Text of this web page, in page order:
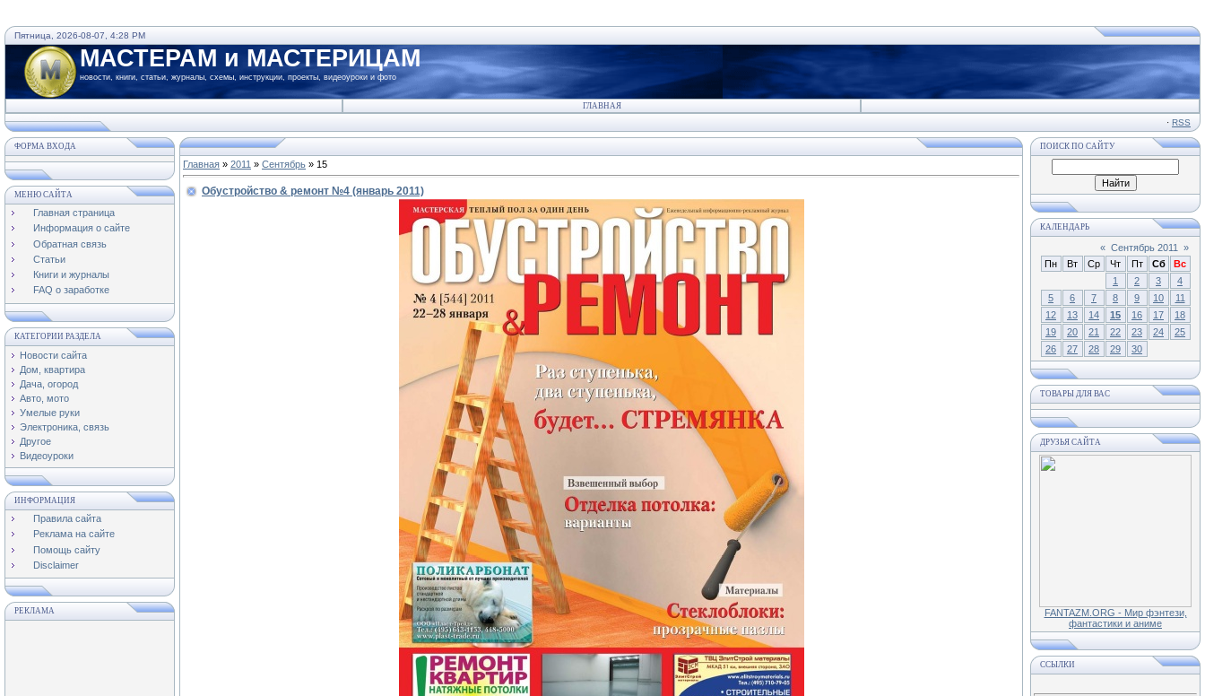
Пятница, 2026-08-07, 4:28 PM
МАСТЕРАМ и МАСТЕРИЦАМ
новости, книги, статьи, журналы, схемы, инструкции, проекты, видеоуроки и фото
ГЛАВНАЯ
· RSS
ФОРМА ВХОДА
МЕНЮ САЙТА
Главная страница
Информация о сайте
Обратная связь
Статьи
Книги и журналы
FAQ о заработке
КАТЕГОРИИ РАЗДЕЛА
Новости сайта
Дом, квартира
Дача, огород
Авто, мото
Умелые руки
Электроника, связь
Другое
Видеоуроки
ИНФОРМАЦИЯ
Правила сайта
Реклама на сайте
Помощь сайту
Disclaimer
РЕКЛАМА
Главная » 2011 » Сентябрь » 15
Обустройство & ремонт №4 (январь 2011)
ПОИСК ПО САЙТУ
КАЛЕНДАРЬ
« Сентябрь 2011
»
Пн
Вт Ср Чт Пт Сб
Вс
1
2 3
4
5
6 7 8 9 10
11
12
13 14 15 16 17
18
19
20 21 22 23 24
25
26
27 28 29 30
ТОВАРЫ ДЛЯ ВАС
ДРУЗЬЯ САЙТА
FANTAZM.ORG - Мир фэнтези,
фантастики и аниме
ССЫЛКИ